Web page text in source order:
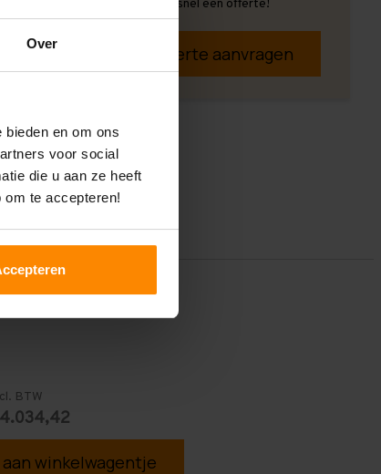
Over
en om ons
voor social
die u aan ze heeft
te accepteren!
Vrijblijvend, snel een offerte!
Offerte aanvragen
BTW
winkelwagentje